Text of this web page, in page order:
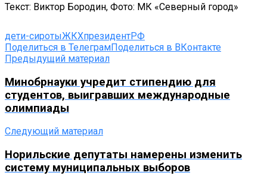
Текст: Виктор Бородин, Фото: МК «Северный город»
дети-сиротыЖКХпрезидентРФ
Поделиться в ТелеграмПоделиться в ВКонтакте
Предыдущий материал
Минобрнауки учредит стипендию для
студентов, выигравших международные
олимпиады
Следующий материал
Норильские депутаты намерены изменить
систему муниципальных выборов